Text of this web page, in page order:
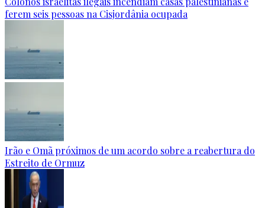
ferem seis pessoas na Cisjordânia ocupada
Irão e Omã próximos de um acordo sobre a reabertura do
Estreito de Ormuz